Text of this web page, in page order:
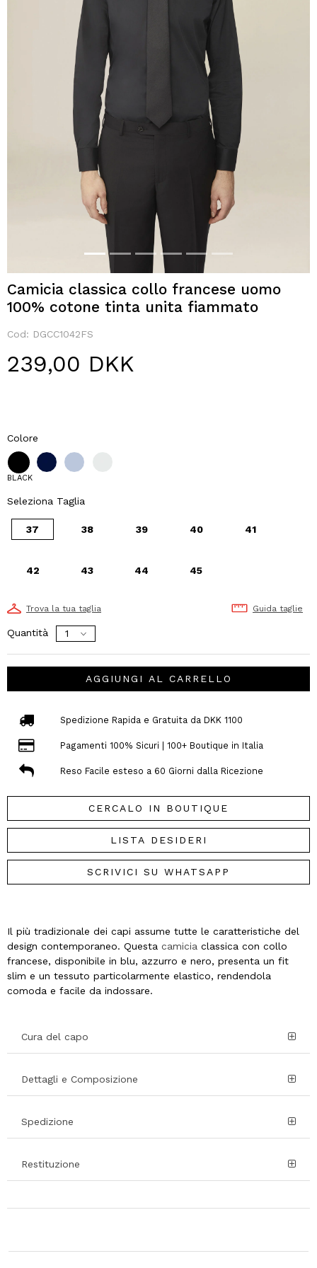
Camicia classica collo francese uomo
100% cotone tinta unita fiammato
Cod: DGCC1042FS
239,00 DKK
Colore
BLACK
Seleziona Taglia
37 38 39 40 41
42 43 44 45
Trova la tua taglia Guida taglie
Quantità
AGGIUNGI AL CARRELLO
Spedizione Rapida e Gratuita da DKK 1100
Pagamenti 100% Sicuri | 100+ Boutique in Italia
Reso Facile esteso a 60 Giorni dalla Ricezione
CERCALO IN BOUTIQUE
LISTA DESIDERI
SCRIVICI SU WHATSAPP
Il più tradizionale dei capi assume tutte le caratteristiche del
design contemporaneo. Questa camicia classica con collo
francese, disponibile in blu, azzurro e nero, presenta un fit
slim e un tessuto particolarmente elastico, rendendola
comoda e facile da indossare.
Cura del capo
Dettagli e Composizione
Spedizione
Restituzione